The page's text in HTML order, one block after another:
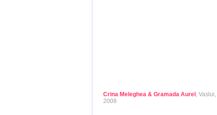
Crina Meleghea & Gramada Aurel ,
2008